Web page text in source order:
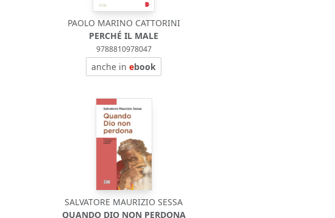
PAOLO MARINO CATTORINI
PERCHÉ IL MALE
9788810978047
anche inebook
SALVATORE MAURIZIO SESSA
QUANDO DIO NON PERDONA